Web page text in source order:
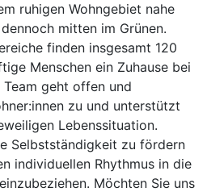
ruhigen Wohngebiet nahe
mitten im Grünen.
finden insgesamt 120
Menschen ein Zuhause bei
geht offen und
zu und unterstützt
Lebenssituation.
Selbstständigkeit zu fördern
individuellen Rhythmus in die
Möchten Sie uns